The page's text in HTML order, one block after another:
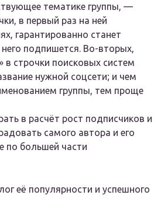
тематике группы, —
в первый раз на ней
гарантированно станет
подпишется. Во-вторых,
строчки поисковых систем
нужной соцсети; и чем
группы, тем проще
в расчёт рост подписчиков и
самого автора и его
по большей части
её популярности и успешного